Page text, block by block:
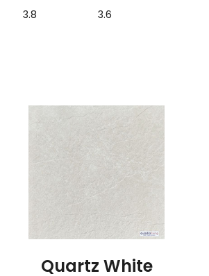
3.8 3.6
Quartz White